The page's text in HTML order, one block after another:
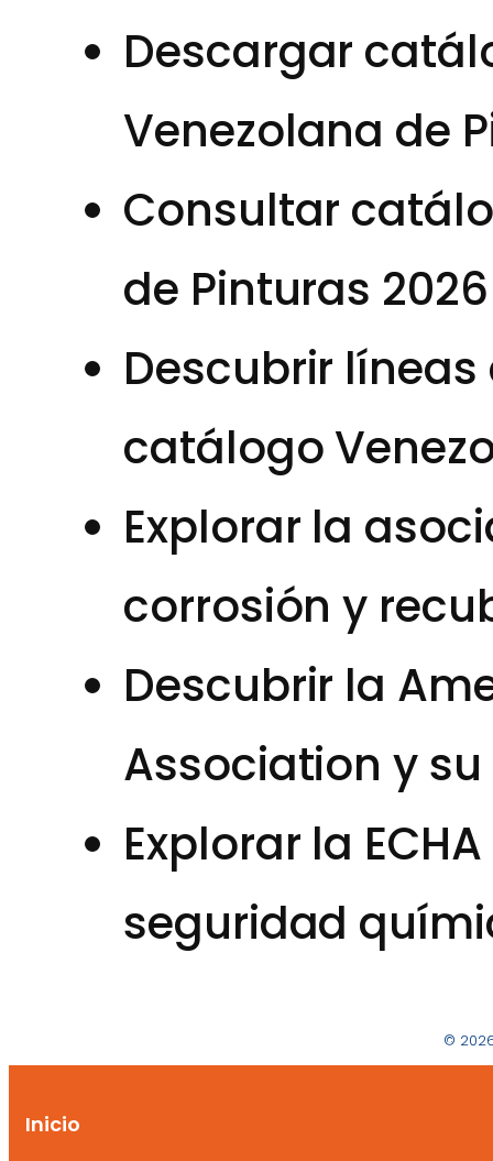
Descargar
Venezolana de
Consultar
de Pinturas 2026
Descubrir
catálogo
Explorar la
corrosión y
Descubrir la
Association y
Explorar la
seguridad
©
Inicio